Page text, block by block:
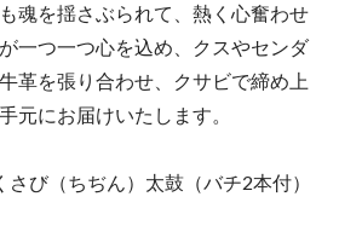
魂を揺さぶられて、熱く心奮わせ
一つ一つ心を込め、クスやセンダ
革を張り合わせ、クサビで締め上
元にお届けいたします。
び（ちぢん）太鼓（バチ2本付）